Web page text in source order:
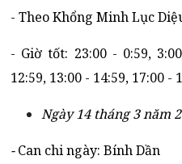
- Theo Khổng Minh Lục
- Giờ tốt: 23:00 - 0:59,
12:59, 13:00 - 14:59, 17:00 -
Ngày 14 tháng 3 năm
-Can chi ngày: Bính Dần